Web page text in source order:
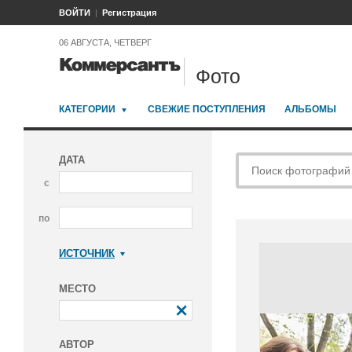
ВОЙТИ Регистрация
06 АВГУСТА, ЧЕТВЕРГ
Фото
КАТЕГОРИИ СВЕЖИЕ ПОСТУПЛЕНИЯ АЛЬБОМЫ
ДАТА
с
по
ИСТОЧНИК
МЕСТО
АВТОР